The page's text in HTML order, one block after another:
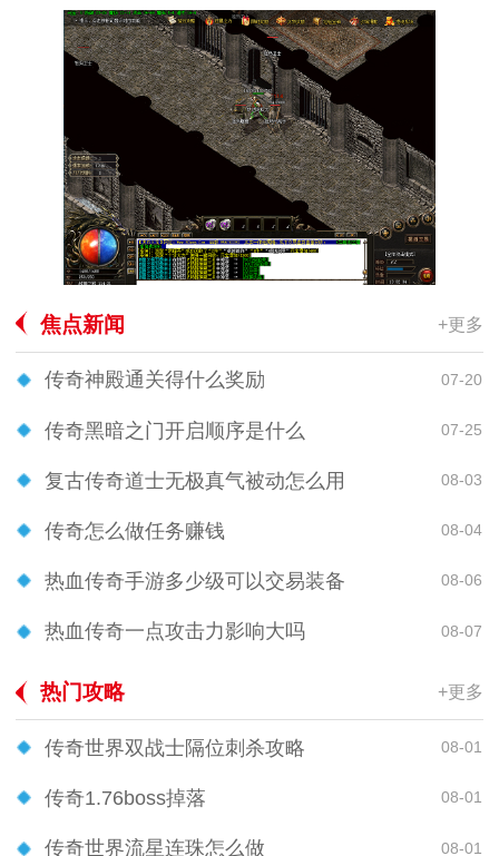
焦点新闻 +更多
传奇神殿通关得什么奖励 07-20
传奇黑暗之门开启顺序是什么 07-25
复古传奇道士无极真气被动怎么用 08-03
传奇怎么做任务赚钱 08-04
热血传奇手游多少级可以交易装备 08-06
热血传奇一点攻击力影响大吗 08-07
热门攻略 +更多
传奇世界双战士隔位刺杀攻略 08-01
传奇1.76boss掉落 08-01
传奇世界流星连珠怎么做 08-01